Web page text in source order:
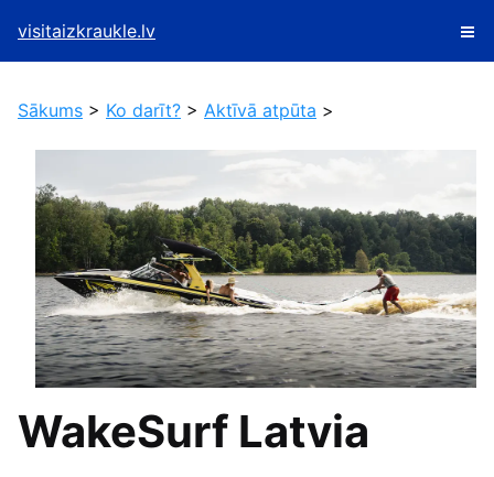
visitaizkraukle.lv
Sākums > Ko darīt? > Aktīvā atpūta >
WakeSurf Latvia